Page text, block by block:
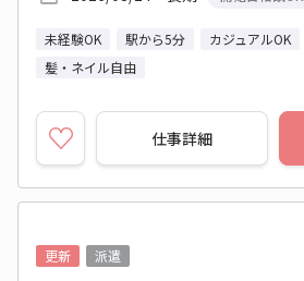
未経験OK 駅から5分 カジュアルOK
髪・ネイル自由
仕事詳細
更新
派遣